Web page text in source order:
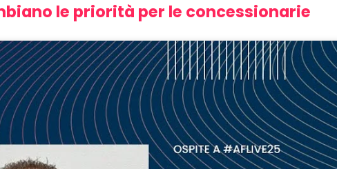
le priorità per le concessionarie